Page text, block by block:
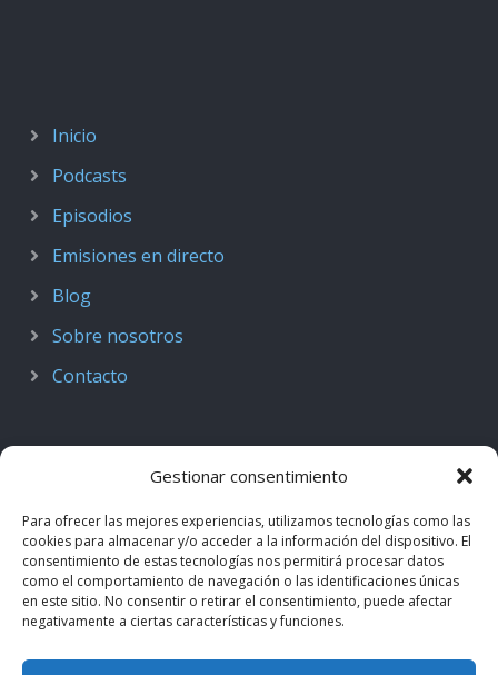
Gestionar consentimiento
Para ofrecer las mejores experiencias, utilizamos tecnologías como las
cookies para almacenar y/o acceder a la información del dispositivo. El
consentimiento de estas tecnologías nos permitirá procesar datos
como el comportamiento de navegación o las identificaciones únicas
en este sitio. No consentir o retirar el consentimiento, puede afectar
negativamente a ciertas características y funciones.
Inicio
Podcasts
Episodios
Emisiones en directo
Blog
Sobre nosotros
Contacto